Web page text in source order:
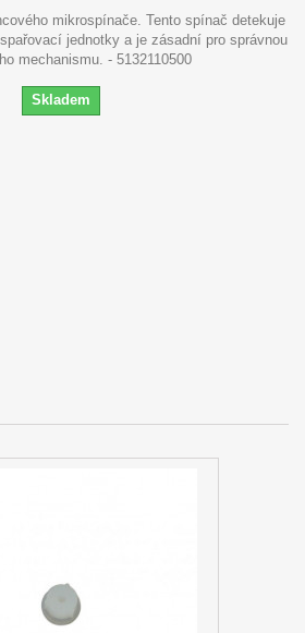
mikrospínače. Tento spínač detekuje
jednotky a je zásadní pro správnou
mechanismu. - 5132110500
Skladem